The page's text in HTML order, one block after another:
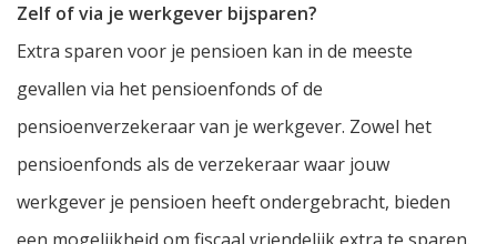
Zelf of via je werkgever bijsparen?
Extra sparen voor je pensioen kan in de meeste
gevallen via het pensioenfonds of de
pensioenverzekeraar van je werkgever. Zowel het
pensioenfonds als de verzekeraar waar jouw
werkgever je pensioen heeft ondergebracht, bieden